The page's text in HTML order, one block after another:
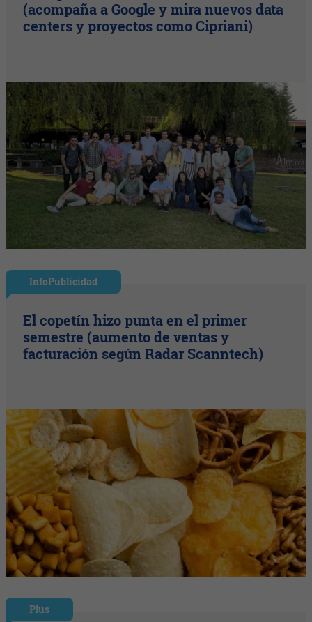
(acompaña a Google y mira nuevos data
centers y proyectos como Cipriani)
InfoPublicidad
El copetín hizo punta en el primer
semestre (aumento de ventas y
facturación según Radar Scanntech)
Plus